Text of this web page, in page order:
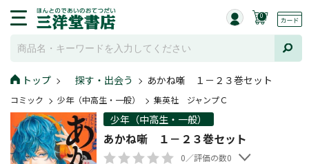
0
トップ 探す・出会う あかね噺 １－２３巻セット
コミック 少年（中高生・一般） 集英社 ジャンプＣ
少年（中高生・一般）
あかね噺 １－２３巻セット
0／評価の数0